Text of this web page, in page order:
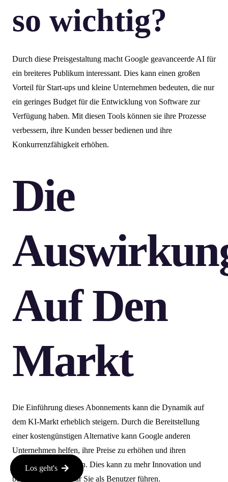
so wichtig?
Durch diese Preisgestaltung macht Google geavanceerde AI für
ein breiteres Publikum interessant. Dies kann einen großen
Vorteil für Start-ups und kleine Unternehmen bedeuten, die nur
ein geringes Budget für die Entwicklung von Software zur
Verfügung haben. Mit diesen Tools können sie ihre Prozesse
verbessern, ihre Kunden besser bedienen und ihre
Konkurrenzfähigkeit erhöhen.
Die
Auf Den
Markt
Die Einführung dieses Abonnements kann die Dynamik auf
dem KI-Markt erheblich steigern. Durch die Bereitstellung
einer kostengünstigen Alternative kann Google anderen
Unternehmen helfen, ihre Preise zu erhöhen und ihren
Marktanteil zu steigern. Dies kann zu mehr Innovation und
besseren Diensten für Sie als Benutzer führen.
Los geht's